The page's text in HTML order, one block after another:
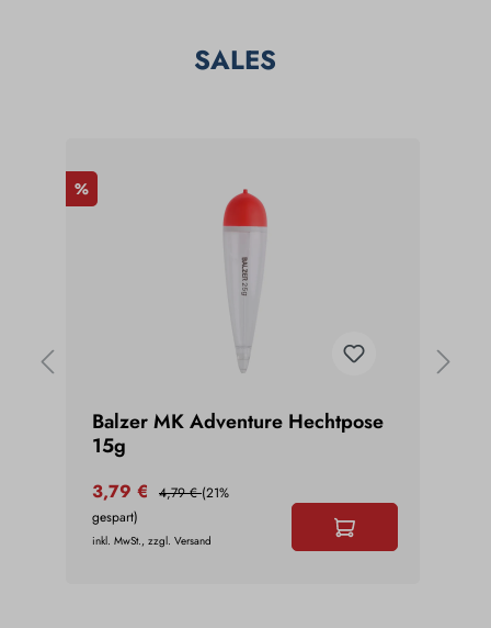
SALES
%
Balzer MK Adventure Hechtpose
15g
3,79 € 4,79 €(21%
gespart)
inkl. MwSt., zzgl. Versand